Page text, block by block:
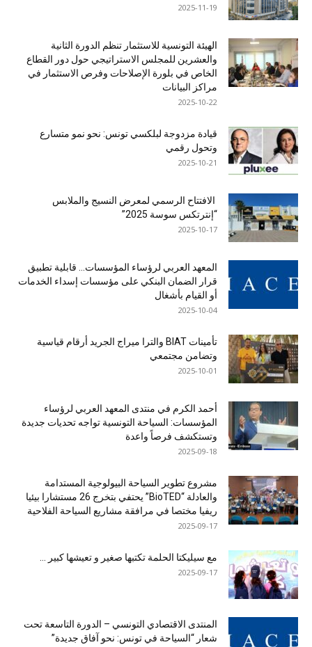
2025-11-19
الهيئة التونسية للاستثمار تنظم الدورة الثانية
والعشرين للمجلس الاستراتيجي حول دور القطاع
الخاص في بلورة الإصلاحات وفرص الاستثمار في
مراكز البيانات
2025-10-22
قيادة مزدوجة لبلكسي تونس: نحو نمو متسارع
وتحول رقمي
2025-10-21
الافتتاح الرسمي لمعرض النسيج والملابس
“إنترتكس سوسة 2025”
2025-10-17
المعهد العربي لرؤساء المؤسسات… قابلية تطبيق
قرار الضمان البنكي على مؤسسات إسداء الخدمات
أو القيام بأشغال
2025-10-04
تأمينات BIAT والترا ميراج الجريد أرقام قياسية
وتضامن مجتمعي
2025-10-01
أحمد الكرم في منتدى المعهد العربي لرؤساء
المؤسسات: السياحة التونسية تواجه تحديات جديدة
وتستكشف فرصاً واعدة
2025-09-18
مشروع تطوير السياحة البيولوجية المستدامة
والعادلة “BioTED” يحتفي بتخرج 26 مستشارا بيئيا
ريفيا مختصا في مرافقة مشاريع السياحة الفلاحية
2025-09-17
مع سيليكتا الحلمة تكتبها صغير و تعيشها كبير …
2025-09-17
المنتدى الاقتصادي التونسي – الدورة التاسعة تحت
شعار “السياحة في تونس: نحو آفاق جديدة”